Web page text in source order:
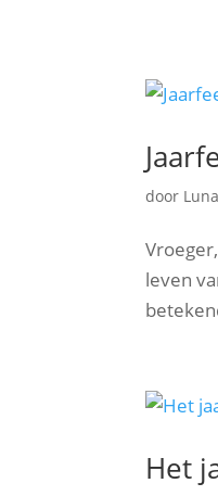
door
leven
Het